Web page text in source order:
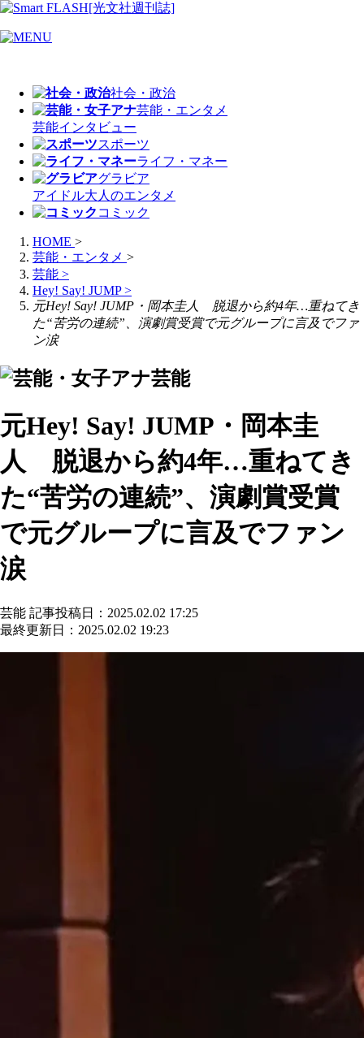
社会・政治
芸能・エンタメ
芸能インタビュー
スポーツ
ライフ・マネー
グラビア
アイドル大人のエンタメ
コミック
HOME >
芸能・エンタメ >
芸能 >
Hey! Say! JUMP >
元Hey! Say! JUMP・岡本圭人 脱退から約4年…重ねてき
た“苦労の連続”、演劇賞受賞で元グループに言及でファ
ン涙
芸能
元Hey! Say! JUMP・岡本圭
人 脱退から約4年…重ねてき
た“苦労の連続”、演劇賞受賞
で元グループに言及でファン
涙
芸能 記事投稿日：2025.02.02 17:25
最終更新日：2025.02.02 19:23